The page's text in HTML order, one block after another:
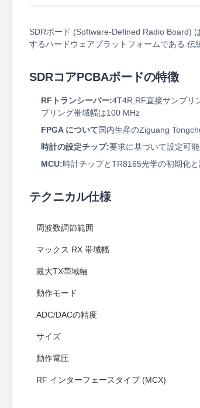
SDRボード (Software-Defined Radio Board)
するハードウェアプラットフォームである.伝
SDRコアPCBAボードの特徴
RFトランシーバー:4T4R,RF直接サンプリ
プリング帯域幅は100 MHz
FPGA について国内生産のZiguang
時計の設定チップ:要求に基づいて設定可
MCU:時計チップとTR8165光学の初期化
テクニカル仕様
周波数調節範囲
マックス RX 帯域幅
最大TX帯域幅
動作モード
ADC/DACの精度
サイズ
動作電圧
RF インターフェースタイプ (MCX)